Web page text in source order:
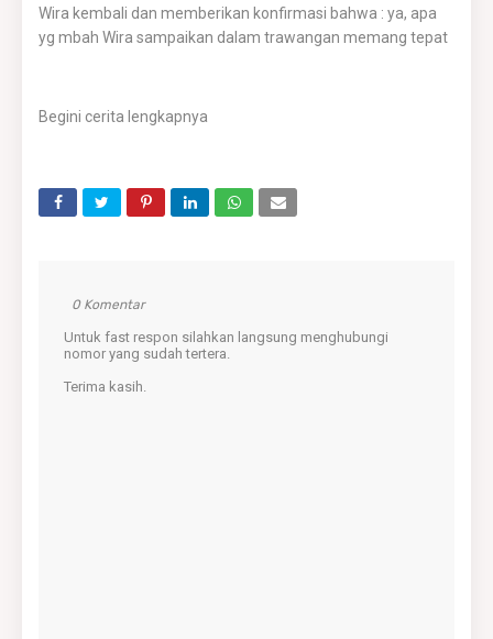
Wira kembali dan memberikan konfirmasi bahwa : ya, apa
yg mbah Wira sampaikan dalam trawangan memang tepat
Begini cerita lengkapnya
0 Komentar
Untuk fast respon silahkan langsung menghubungi
nomor yang sudah tertera.
Terima kasih.